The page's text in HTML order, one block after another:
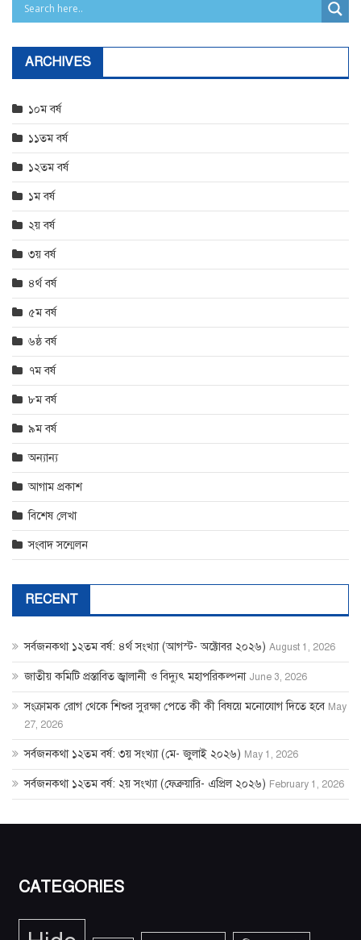
ARCHIVES
১০ম বর্ষ
১১তম বর্ষ
১২তম বর্ষ
১ম বর্ষ
২য় বর্ষ
৩য় বর্ষ
৪র্থ বর্ষ
৫ম বর্ষ
৬ষ্ঠ বর্ষ
৭ম বর্ষ
৮ম বর্ষ
৯ম বর্ষ
অন্যান্য
আগাম প্রকাশ
বিশেষ লেখা
সংবাদ সন্মেলন
RECENT
সর্বজনকথা ১২তম বর্ষ: ৪র্থ সংখ্যা (আগস্ট- অক্টোবর ২০২৬) August 1, 2026
জাতীয় কমিটি প্রস্তাবিত জ্বালানী ও বিদ্যুৎ মহাপরিকল্পনা June 3, 2026
সংক্রামক রোগ থেকে শিশুর সুরক্ষা পেতে কী কী বিষয়ে মনোযোগ দিতে হবে May
27, 2026
সর্বজনকথা ১২তম বর্ষ: ৩য় সংখ্যা (মে- জুলাই ২০২৬) May 1, 2026
সর্বজনকথা ১২তম বর্ষ: ২য় সংখ্যা (ফেব্রুয়ারি- এপ্রিল ২০২৬) February 1, 2026
CATEGORIES